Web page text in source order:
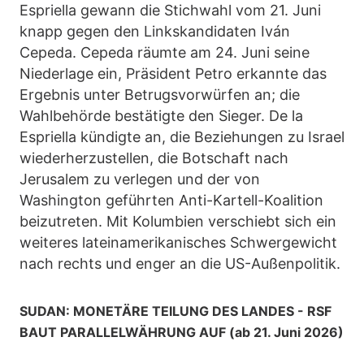
Espriella gewann die Stichwahl vom 21. Juni
knapp gegen den Linkskandidaten Iván
Cepeda. Cepeda räumte am 24. Juni seine
Niederlage ein, Präsident Petro erkannte das
Ergebnis unter Betrugsvorwürfen an; die
Wahlbehörde bestätigte den Sieger. De la
Espriella kündigte an, die Beziehungen zu Israel
wiederherzustellen, die Botschaft nach
Jerusalem zu verlegen und der von
Washington geführten Anti-Kartell-Koalition
beizutreten. Mit Kolumbien verschiebt sich ein
weiteres lateinamerikanisches Schwergewicht
nach rechts und enger an die US-Außenpolitik.
SUDAN: MONETÄRE TEILUNG DES LANDES - RSF
BAUT PARALLELWÄHRUNG AUF (ab 21. Juni 2026)